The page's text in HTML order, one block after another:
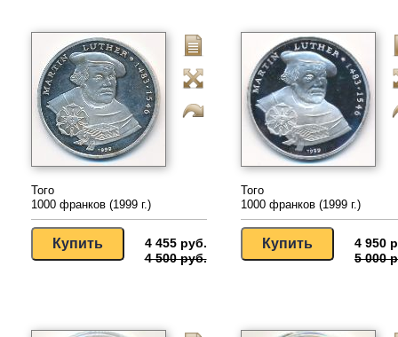
Того
1000 франков (1999 г.)
4 455 руб.
4 500 руб.
Того
1000 франков (1999 г.)
4 950
5 000